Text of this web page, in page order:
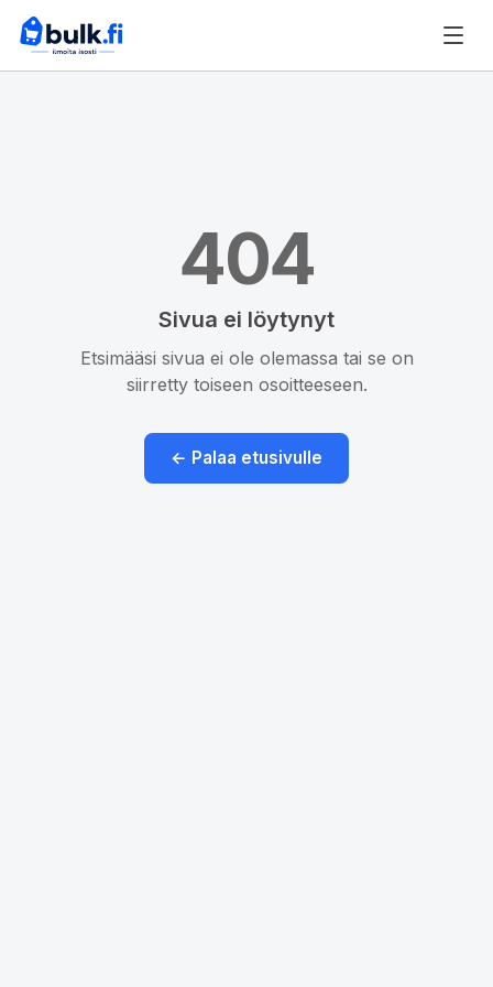
404
Sivua ei löytynyt
Etsimääsi sivua ei ole olemassa tai se on
siirretty toiseen osoitteeseen.
← Palaa etusivulle